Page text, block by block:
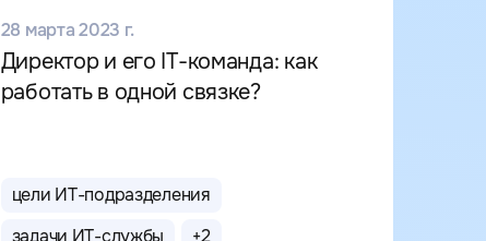
28 марта 2023 г.
Директор и его IT-команда: как
работать в одной связке?
цели ИТ-подразделения
задачи ИТ-службы
+2